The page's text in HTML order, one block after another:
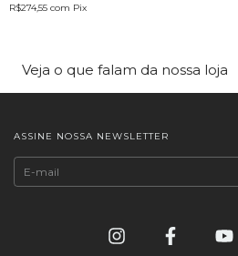
R$274,55 com Pix
Veja o que falam da nossa loja
ASSINE NOSSA NEWSLETTER